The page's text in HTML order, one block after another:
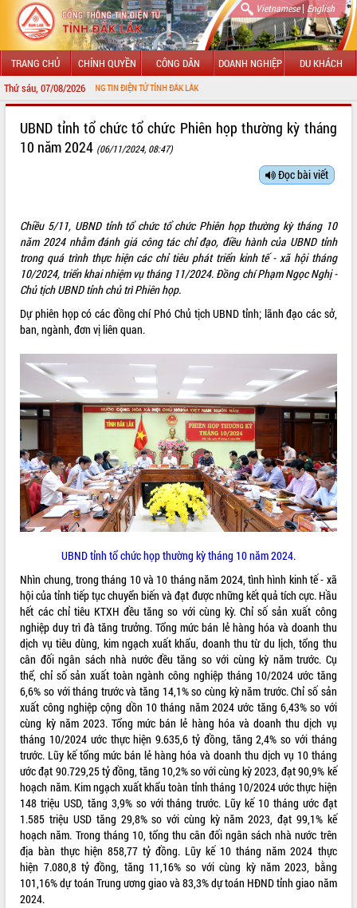
Vietnamese| English
TRANG CHỦ CHÍNH QUYỀN CÔNG DÂN DOANH NGHIỆP DU KHÁCH
Thứ sáu, 07/08/2026
CỔNG THÔNG TIN ĐIỆN TỬ TỈNH ĐẮK LẮK
LÃNH ĐẠO UBND TỈNH
UBND CÁC XÃ, PHƯỜNG
THÔNG TIN CHỈ ĐẠO ĐIỀU HÀNH
HỆ THỐNG VĂN BẢN
ĐIỂM TIN VĂN BẢN
QUY HOẠCH - KẾ HOẠCH
VIDEO
Loading the player...
Khám bệnh, cấp phát thuốc miễn phí
và tặng quà người dân xã Cư Pui
Hội nghị UBND tỉnh Đắk Lắk thường kỳ
tháng 7/2026
Lễ truy tặng danh hiệu “Bà Mẹ Việt
Nam Anh hùng” và trao Huân chương
Lao động
UBND tỉnh tổ chức tổ chức Phiên họp thường kỳ tháng
10 năm 2024 (06/11/2024, 08:47)
Đọc bài viết
Chiều 5/11, UBND tỉnh tổ chức tổ chức Phiên họp thường kỳ tháng 10
năm 2024 nhằm đánh giá công tác chỉ đạo, điều hành của UBND tỉnh
trong quá trình thực hiện các chỉ tiêu phát triển kinh tế - xã hội tháng
10/2024, triển khai nhiệm vụ tháng 11/2024. Đồng chí Phạm Ngọc Nghị -
Chủ tịch UBND tỉnh chủ trì Phiên họp.
Dự phiên họp có các đồng chí Phó Chủ tịch UBND tỉnh; lãnh đạo các sở,
ban, ngành, đơn vị liên quan.
UBND tỉnh tổ chức họp thường kỳ tháng 10 năm 2024.
Nhìn chung, trong tháng 10 và 10 tháng năm 2024, tình hình kinh tế - xã
hội của tỉnh tiếp tục chuyển biến và đạt được những kết quả tích cực. Hầu
hết các chỉ tiêu KTXH đều tăng so với cùng kỳ. Chỉ số sản xuất công
nghiệp duy trì đà tăng trưởng. Tổng mức bán lẻ hàng hóa và doanh thu
dịch vụ tiêu dùng, kim ngạch xuất khẩu, doanh thu từ du lịch, tổng thu
cân đối ngân sách nhà nước đều tăng so với cùng kỳ năm trước. Cụ
thể, chỉ số sản xuất toàn ngành công nghiệp tháng 10/2024 ước tăng
6,6% so với tháng trước và tăng 14,1% so cùng kỳ năm trước. Chỉ số sản
xuất công nghiệp cộng dồn 10 tháng năm 2024 ước tăng 6,43% so với
cùng kỳ năm 2023. Tổng mức bán lẻ hàng hóa và doanh thu dịch vụ
tháng 10/2024 ước thực hiện 9.635,6 tỷ đồng, tăng 2,4% so với tháng
trước. Lũy kế tổng mức bán lẻ hàng hóa và doanh thu dịch vụ 10 tháng
ước đạt 90.729,25 tỷ đồng, tăng 10,2% so với cùng kỳ 2023, đạt 90,9% kế
hoạch năm. Kim ngạch xuất khẩu toàn tỉnh tháng 10/2024 ước thực hiện
148 triệu USD, tăng 3,9% so với tháng trước. Lũy kế 10 tháng ước đạt
1.585 triệu USD tăng 29,8% so với cùng kỳ năm 2023, đạt 99,1% kế
hoạch năm. Trong tháng 10, tổng thu cân đối ngân sách nhà nước trên
địa bàn thực hiện 858,77 tỷ đồng. Lũy kế 10 tháng năm 2024 thực
hiện 7.080,8 tỷ đồng, tăng 11,16% so với cùng kỳ năm 2023, bằng
101,16% dự toán Trung ương giao và 83,3% dự toán HĐND tỉnh giao năm
2024.